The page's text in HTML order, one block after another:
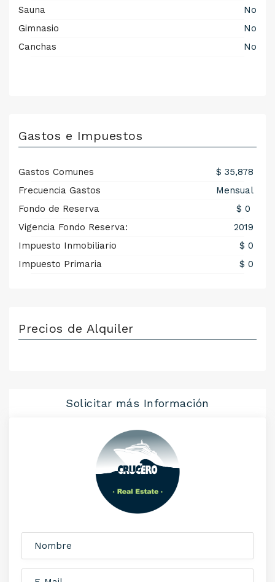
Sauna
No
Gimnasio
No
Canchas
No
Gastos e Impuestos
Gastos Comunes
$ 35,878
Frecuencia Gastos
Mensual
Fondo de Reserva
Vigencia Fondo Reserva:
2019
Impuesto Inmobiliario
$ 0
Impuesto Primaria
$ 0
Precios de Alquiler
Solicitar más Información